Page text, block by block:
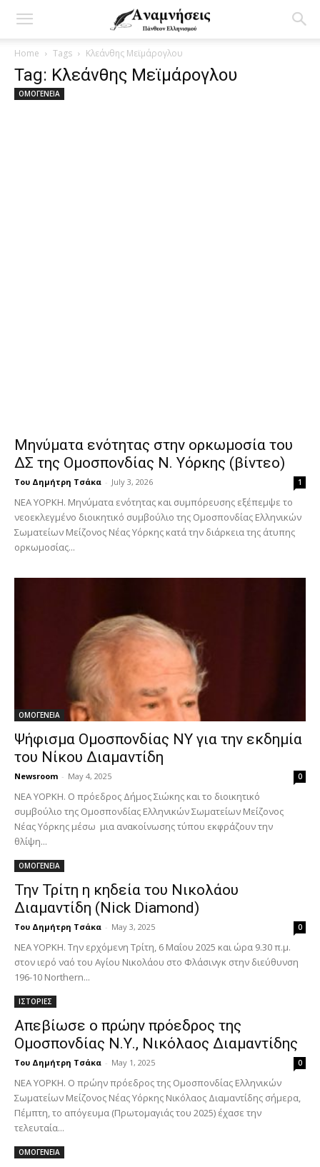
Home Tags Κλεάνθης Μεϊμάρογλου
Tag: Κλεάνθης Μεϊμάρογλου
ΟΜΟΓΕΝΕΙΑ
Μηνύματα ενότητας στην ορκωμοσία του
ΔΣ της Ομοσπονδίας Ν. Υόρκης (βίντεο)
Του Δημήτρη Τσάκα - July 3, 2026 1
ΝΕΑ ΥΟΡΚΗ. Μηνύματα ενότητας και συμπόρευσης εξέπεμψε το
νεοεκλεγμένο διοικητικό συμβούλιο της Ομοσπονδίας Ελληνικών
Σωματείων Μείζονος Νέας Υόρκης κατά την διάρκεια της άτυπης
ορκωμοσίας...
ΟΜΟΓΕΝΕΙΑ
Ψήφισμα Ομοσπονδίας ΝΥ για την εκδημία
του Νίκου Διαμαντίδη
Newsroom - May 4, 2025 0
ΝΕΑ ΥΟΡΚΗ. Ο πρόεδρος Δήμος Σιώκης και το διοικητικό
συμβούλιο της Ομοσπονδίας Ελληνικών Σωματείων Μείζονος
Νέας Υόρκης μέσω μια ανακοίνωσης τύπου εκφράζουν την
θλίψη...
ΟΜΟΓΕΝΕΙΑ
Την Τρίτη η κηδεία του Νικολάου
Διαμαντίδη (Nick Diamond)
Του Δημήτρη Τσάκα - May 3, 2025 0
ΝΕΑ ΥΟΡΚΗ. Την ερχόμενη Τρίτη, 6 Μαΐου 2025 και ώρα 9.30 π.μ.
στον ιερό ναό του Αγίου Νικολάου στο Φλάσινγκ στην διεύθυνση
196-10 Northern...
ΙΣΤΟΡΙΕΣ
Απεβίωσε ο πρώην πρόεδρος της
Ομοσπονδίας Ν.Υ., Νικόλαος Διαμαντίδης
Του Δημήτρη Τσάκα - May 1, 2025 0
ΝΕΑ ΥΟΡΚΗ. Ο πρώην πρόεδρος της Ομοσπονδίας Ελληνικών
Σωματείων Μείζονος Νέας Υόρκης Νικόλαος Διαμαντίδης σήμερα,
Πέμπτη, το απόγευμα (Πρωτομαγιάς του 2025) έχασε την
τελευταία...
ΟΜΟΓΕΝΕΙΑ